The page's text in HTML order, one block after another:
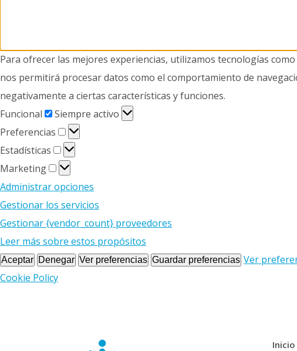
Para ofrecer las mejores experiencias, utilizamos tecnologías
nos permitirá procesar datos como el comportamiento de
negativamente a ciertas características y funciones.
Funcional
Funcional
Siempre activo
Preferencias
Preferencias
Estadísticas
Estadísticas
Marketing
Marketing
Administrar opciones
Gestionar los servicios
Gestionar {vendor_count} proveedores
Leer más sobre estos propósitos
Aceptar Denegar Ver preferencias Guardar preferencias Ver
Cookie Policy
Inicio